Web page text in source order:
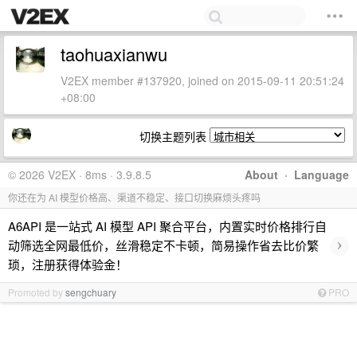
taohuaxianwu
V2EX member #137920, joined on 2015-09-11 20:51:24
+08:00
切换主题列表
About · Language
© 2026 V2EX · 8ms · 3.9.8.5
你还在为 AI 模型价格高、渠道不稳定、接口切换麻烦头疼吗
A6API 是一站式 AI 模型 API 聚合平台，内置实时价格排行自
动筛选全网最低价，丝滑稳定不卡顿，简易操作省去比价繁
琐，注册获得体验金！
›
Promoted bysengchuary PRO